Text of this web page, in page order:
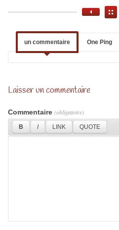
un commentaire One Ping
Laisser un commentaire
Commentaire (obligatoire)